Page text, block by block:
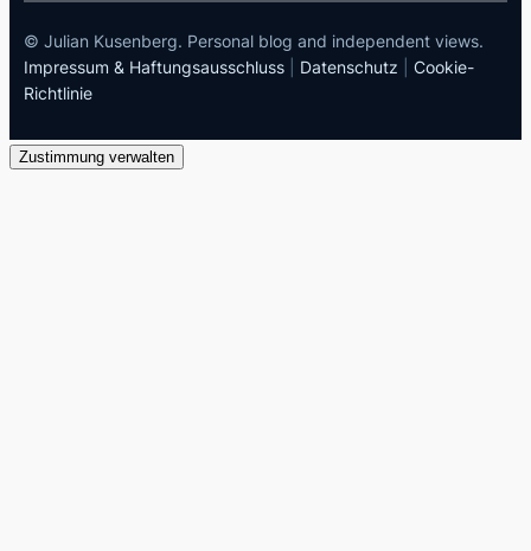
© Julian Kusenberg. Personal blog and independent views.
Impressum & Haftungsausschluss
Datenschutz
Cookie-
Richtlinie
Zustimmung verwalten